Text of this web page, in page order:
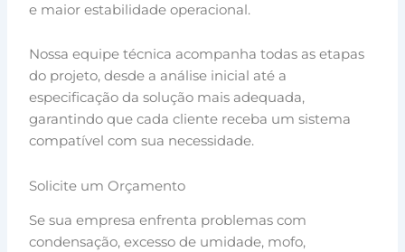
e maior estabilidade operacional.
Nossa equipe técnica acompanha todas as etapas
do projeto, desde a análise inicial até a
especificação da solução mais adequada,
garantindo que cada cliente receba um sistema
compatível com sua necessidade.
Solicite um Orçamento
Se sua empresa enfrenta problemas com
condensação, excesso de umidade, mofo,